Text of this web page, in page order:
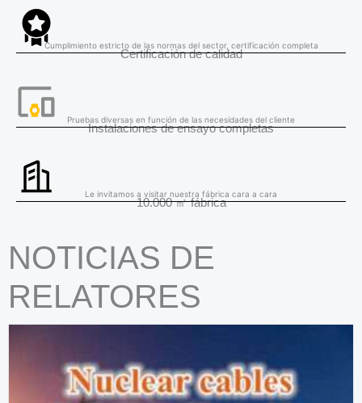
Certificación de calidad
Cumplimiento estricto de las normas del sector, certificación completa
Instalaciones de ensayo completas
Pruebas diversas en función de las necesidades del cliente
10.000 ㎡ fábrica
Le invitamos a visitar nuestra fábrica cara a cara
NOTICIAS DE
RELATORES